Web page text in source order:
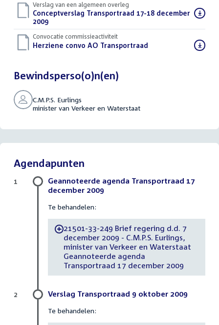
Verslag van een algemeen overleg
Download
bestand:
Conceptverslag Transportraad 17-18 december
2009(DOC)
Convocatie commissieactiviteit
Download
Herziene convo AO Transportraad
Bewindsperso(o)n(en)
C.M.P.S. Eurlings
minister van Verkeer en Waterstaat
Agendapunten
Geannoteerde agenda Transportraad 17
december 2009
Te behandelen:
-21501-33-249 Brief regering d.d. 7
december 2009 - C.M.P.S. Eurlings,
minister van Verkeer en Waterstaat
Geannoteerde agenda
Transportraad 17 december 2009
1
Verslag Transportraad 9 oktober 2009
Te behandelen:
2